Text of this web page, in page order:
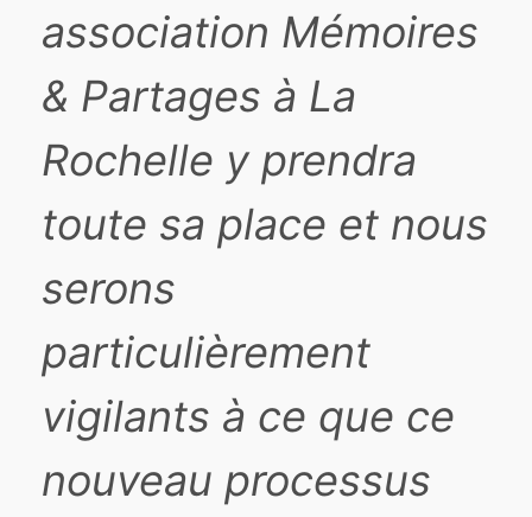
association Mémoires
& Partages à La
Rochelle y prendra
toute sa place et nous
serons
particulièrement
vigilants à ce que ce
nouveau processus